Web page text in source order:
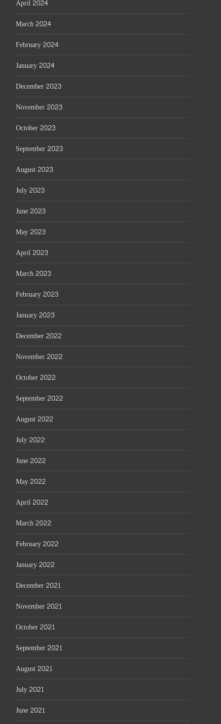
April 2024
March 2024
February 2024
January 2024
December 2023
November 2023
October 2023
September 2023
August 2023
July 2023
June 2023
May 2023
April 2023
March 2023
February 2023
January 2023
December 2022
November 2022
October 2022
September 2022
August 2022
July 2022
June 2022
May 2022
April 2022
March 2022
February 2022
January 2022
December 2021
November 2021
October 2021
September 2021
August 2021
July 2021
June 2021